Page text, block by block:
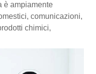
è ampiamente
comunicazioni,
chimici,